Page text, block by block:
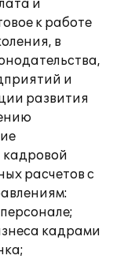
и
к работе
в
и
развития
расчетов с
кадрами